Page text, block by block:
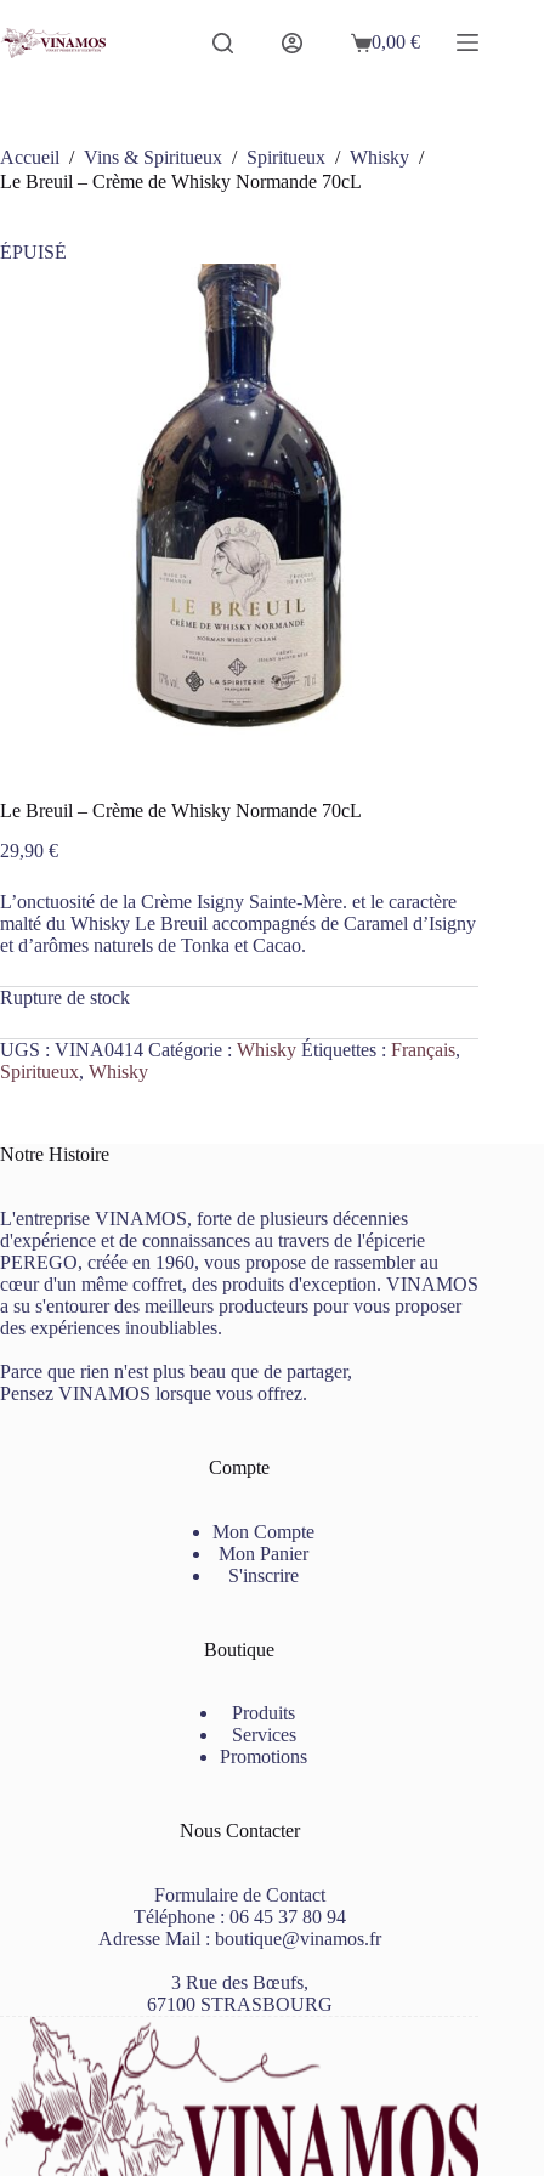
au
contenu
Panier
0,00€
Accueil / Vins & Spiritueux / Spiritueux / Whisky /
Le Breuil – Crème de Whisky Normande 70cL
ÉPUISÉ
Le Breuil – Crème de Whisky Normande 70cL
29,90 €
L’onctuosité de la Crème Isigny Sainte-Mère. et le caractère
malté du Whisky Le Breuil accompagnés de Caramel d’Isigny
et d’arômes naturels de Tonka et Cacao.
Rupture de stock
UGS : VINA0414 Catégorie : Whisky Étiquettes : Français,
Spiritueux, Whisky
Notre Histoire
L'entreprise VINAMOS, forte de plusieurs décennies
d'expérience et de connaissances au travers de l'épicerie
PEREGO, créée en 1960, vous propose de rassembler au
cœur d'un même coffret, des produits d'exception. VINAMOS
a su s'entourer des meilleurs producteurs pour vous proposer
des expériences inoubliables.
Parce que rien n'est plus beau que de partager,
Pensez VINAMOS lorsque vous offrez.
Compte
Mon Compte
Mon Panier
S'inscrire
Boutique
Produits
Services
Promotions
Nous Contacter
Formulaire de Contact
Téléphone : 06 45 37 80 94
Adresse Mail : boutique@vinamos.fr
3 Rue des Bœufs,
67100 STRASBOURG